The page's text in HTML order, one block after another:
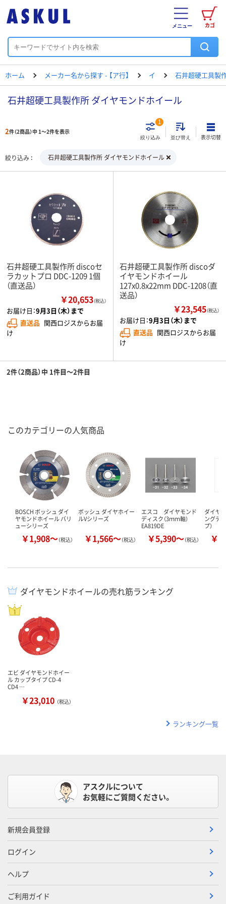
カゴ
メニュー
ホーム メーカー名から探す - 【ア行】 イ 石井超硬工具製
石井超硬工具製作所 ダイヤモンドホイール
2件（2商品）中 1～2件を表示
絞り込み
1
並び替え 表示切替
絞り込み 石井超硬工具製作所 ダイヤモンドホイール
石井超硬工具製作所 discoセ
ラカットプロ DDC-1209 1個
（直送品）
￥20,653（税込）
お届け日：9月3日（木）まで
直送品 関西ロジスからお届
け
石井超硬工具製作所 discoダ
イヤモンドホイール
127x0.8x22mm DDC-1208（直
送品）
￥23,545（税込）
お届け日：9月3日（木）まで
直送品 関西ロジスからお届
け
2件（2商品）中 1件目～2件目
このカテゴリーの人気商品
BOSCH ボッシュ ダイ
ヤモンドホイール バリ
ューシリーズ
￥1,908～（税込）
ボッシュ ダイヤホイー
ルVシリーズ
￥1,566～（税込）
エスコ ダイヤモンド
ディスク（3ｍｍ軸）
EA819DE
￥5,390～（税込）
ダイヤ
ングデ
プ）
￥
ダイヤモンドホイールの売れ筋ランキング
エビ ダイヤモンドホイー
ル カップタイプ CD-4
CD4 …
￥23,010 （税込）
ランキング一覧
アスクルについて
お気軽にご質問ください。
新規会員登録
ログイン
ヘルプ
ご利用ガイド